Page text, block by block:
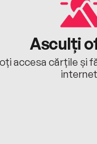
Asculți
accesa cărțile și